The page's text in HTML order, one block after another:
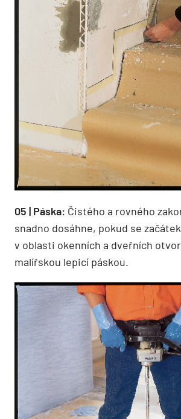
05 | Páska: Čistého a rovného
snadno dosáhne, pokud se
v oblasti okenních a dveřních
malířskou lepicí páskou.